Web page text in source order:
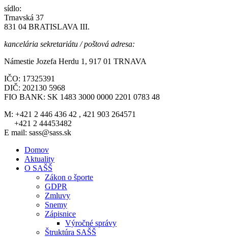
sídlo:
Trnavská 37
831 04 BRATISLAVA III.
kancelária sekretariátu / poštová adresa:
Námestie Jozefa Herdu 1, 917 01 TRNAVA
IČO: 17325391
DIČ: 202130 5968
FIO BANK: SK 1483 3000 0000 2201 0783 48
M: +421 2 446 436 42 , 421 903 264571
+421 2 44453482
E mail: sass@sass.sk
Domov
Aktuality
O SAŠŠ
Zákon o športe
GDPR
Zmluvy
Snemy
Zápisnice
Výročné správy
Štruktúra SAŠŠ